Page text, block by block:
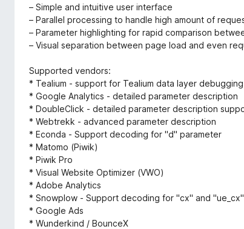
– Simple and intuitive user interface
– Parallel processing to handle high amount of
– Parameter highlighting for rapid comparison
– Visual separation between page load and even
Supported vendors:
* Tealium - support for Tealium data layer debugging
* Google Analytics - detailed parameter description
* DoubleClick - detailed parameter description
* Webtrekk - advanced parameter description
* Econda - Support decoding for "d" parameter
* Matomo (Piwik)
* Piwik Pro
* Visual Website Optimizer (VWO)
* Adobe Analytics
* Snowplow - Support decoding for "cx" and
* Google Ads
* Wunderkind / BounceX